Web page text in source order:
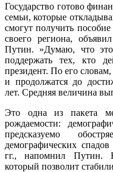
Государство готово
семьи, которые
смогут получить
своего региона,
Путин. »Думаю, что
поддержать тех, кто
президент. По его
и продолжатся до
лет. Средняя величина
Это одна из пакета
рождаемости:
предсказуемо
демографических
гг., напомнил Путин.
который позволит